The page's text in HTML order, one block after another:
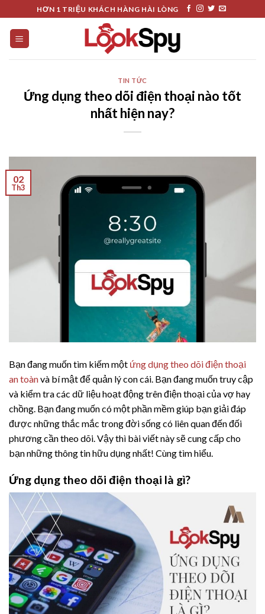
to
content
HƠN 1 TRIỆU KHÁCH HÀNG HÀI LÒNG
TIN TỨC
Ứng dụng theo dõi điện thoại nào tốt
nhất hiện nay?
02
Th3
Bạn đang muốn tìm kiếm một ứng dụng theo dõi điện thoại
an toànvà bí mật để quản lý con cái. Bạn đang muốn truy cập
và kiểm tra các dữ liệu hoạt động trên điện thoại của vợ hay
chồng. Bạn đang muốn có một phần mềm giúp bạn giải đáp
được những thắc mắc trong đời sống có liên quan đến đối
phương cần theo dõi. Vậy thì bài viết này sẽ cung cấp cho
bạn những thông tin hữu dụng nhất! Cùng tìm hiểu.
Ứng dụng theo dõi điện thoại là gì?